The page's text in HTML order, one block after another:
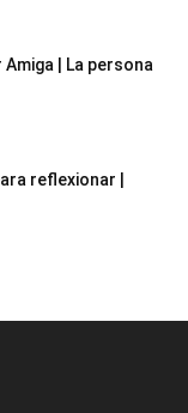
| La persona
reflexionar |